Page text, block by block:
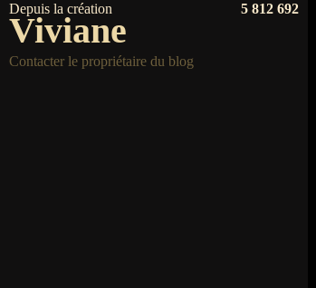
Depuis la création
5 812 692
Viviane
Contacter le propriétaire du blog